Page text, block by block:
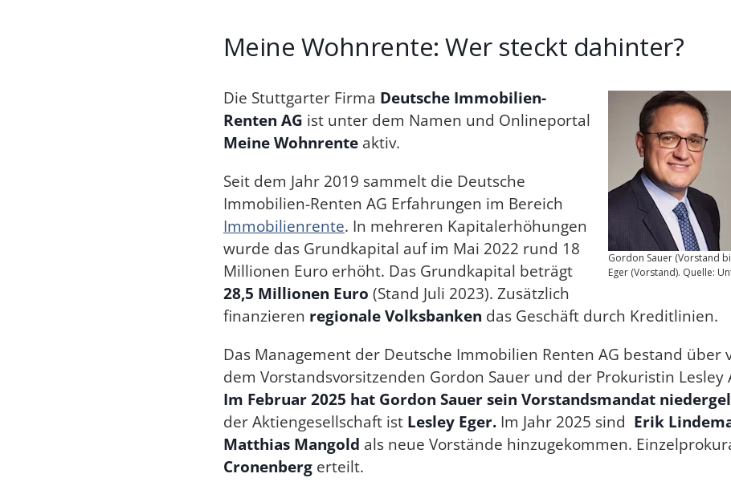
Meine Wohnrente: Wer steckt dahinter?
Gordon Sauer (Vorstand
Eger (Vorstand). Quelle:
Die Stuttgarter Firma Deutsche Immobilien-
Renten AG ist unter dem Namen und Onlineportal
Meine Wohnrenteaktiv.
Seit dem Jahr 2019 sammelt die Deutsche
Immobilien-Renten AG Erfahrungen im Bereich
Immobilienrente. In mehreren Kapitalerhöhungen
wurde das Grundkapital auf im Mai 2022 rund 18
Millionen Euro erhöht. Das Grundkapital beträgt
28,5 Millionen Euro (Stand Juli 2023). Zusätzlich
finanzieren regionale Volksbanken das Geschäft durch Kreditlinien.
Das Management der Deutsche Immobilien Renten AG bestand über
dem Vorstandsvorsitzenden Gordon Sauer und der Prokuristin Lesley
Im Februar 2025 hat Gordon Sauer sein Vorstandsmandat
der Aktiengesellschaft ist Lesley Eger.Im Jahr 2025 sind Erik
Matthias Mangold als neue Vorstände hinzugekommen.
Cronenberg erteilt.